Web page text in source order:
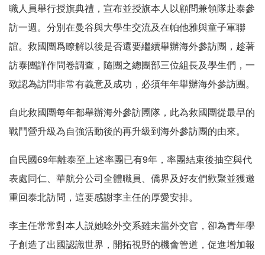
職人員舉行授旗典禮，宣布並授旗本人以顧問兼領隊赴泰參
訪一週。分別在曼谷與大學生交流及在帕他雅與童子軍聯
誼。救國團爲瞭解以後是否還要繼續舉辦海外參訪團，趁著
訪泰團詳作問卷調查，隨團之總團部三位組長及學生們，一
致認為訪問非常有義意及成功，必須年年舉辦海外參訪團。
自此救國團每年都舉辦海外參訪圑隊，此為救國團從最早的
戰鬥營升級為自強活動後的再升級到海外參訪團的由來。
自民國69年離泰至上述率團已有9年，率團結束後抽空與代
表處同仁、華航分公司全體職員、僑界及好友們歡聚並獲邀
重回泰北訪問，這要感謝李主任的厚愛安排。
李主任常常對本人説她唸外交系雖未當外交官，卻為青年學
子創造了出國認識世界，開拓視野的機會管道，促進增加報